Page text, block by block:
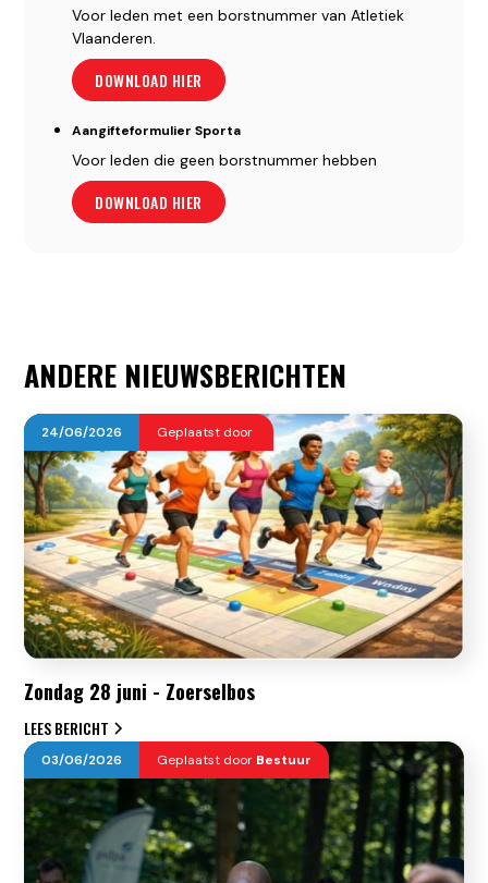
Voor leden met een borstnummer van Atletiek
Vlaanderen.
DOWNLOAD HIER
Aangifteformulier Sporta
Voor leden die geen borstnummer hebben
DOWNLOAD HIER
ANDERE NIEUWSBERICHTEN
24/06/2026 Geplaatst door
Zondag 28 juni - Zoerselbos
LEES BERICHT
03/06/2026 Geplaatst door Bestuur